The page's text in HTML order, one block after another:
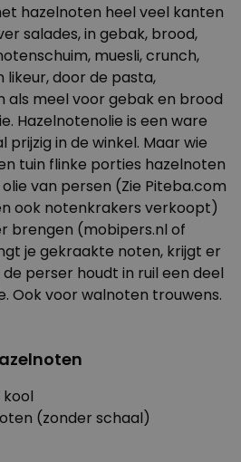
hazelnoten heel veel kanten
salades, in gebak, brood,
muesli, crunch,
likeur, door de pasta,
als meel voor gebak en brood
Hazelnotenolie is een ware
prijzig in de winkel. Maar wie
tuin flinke porties hazelnoten
van persen (Zie Piteba.com
ook notenkrakers verkoopt)
brengen (mobipers.nl of
je gekraakte noten, krijgt er
perser houdt in ruil een deel
Ook voor walnoten trouwens.
(zonder schaal)